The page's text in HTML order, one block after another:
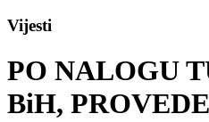
Vijesti
PO NALOGU
BiH,